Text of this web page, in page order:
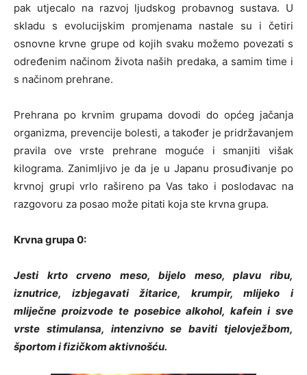
pak utjecalo na razvoj ljudskog probavnog sustava. U
skladu s evolucijskim promjenama nastale su i četiri
osnovne krvne grupe od kojih svaku možemo povezati s
određenim načinom života naših predaka, a samim time i
s načinom prehrane.
Prehrana po krvnim grupama dovodi do općeg jačanja
organizma, prevencije bolesti, a također je pridržavanjem
pravila ove vrste prehrane moguće i smanjiti višak
kilograma. Zanimljivo je da je u Japanu prosuđivanje po
krvnoj grupi vrlo rašireno pa Vas tako i poslodavac na
razgovoru za posao može pitati koja ste krvna grupa.
Krvna grupa 0:
Jesti krto crveno meso, bijelo meso, plavu ribu,
iznutrice, izbjegavati žitarice, krumpir, mlijeko i
mliječne proizvode te posebice alkohol, kafein i sve
vrste stimulansa, intenzivno se baviti tjelovježbom,
športom i fizičkom aktivnošću.